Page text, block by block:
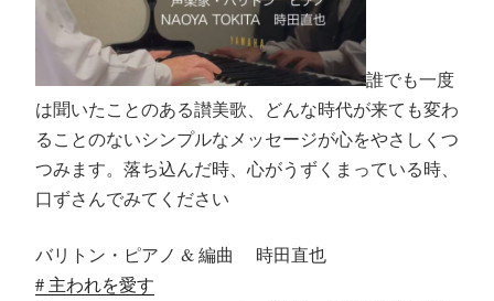
誰でも一度
は聞いたことのある讃美歌、どんな時代が来ても変わ
ることのないシンプルなメッセージが心をやさしくつ
つみます。落ち込んだ時、心がうずくまっている時、
口ずさんでみてください
バリトン・ピアノ & 編曲 時田直也
# 主われを愛す